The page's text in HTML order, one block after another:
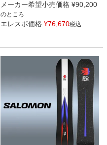
メーカー希望小売価格 ¥90,200
のところ
エレスポ価格 ¥76,670税込